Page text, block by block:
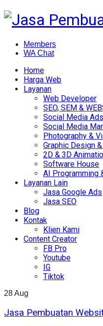
Members
WA Chat
Home
Harga Web
Layanan
Web Developer
SEO, SEM &
Social Media Ads
Social Media
Photography &
Graphic Design
2D & 3D
Software House
AI Programming
Layanan Lain
Jasa Google Ads
Jasa SEO
Blog
Kontak
Klien Kami
Content Creator
FB Pro
Youtube
IG
Tiktok
28Aug
Jasa Pembuatan